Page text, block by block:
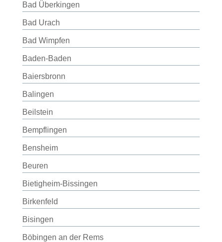
Bad Überkingen
Bad Urach
Bad Wimpfen
Baden-Baden
Baiersbronn
Balingen
Beilstein
Bempflingen
Bensheim
Beuren
Bietigheim-Bissingen
Birkenfeld
Bisingen
Böbingen an der Rems